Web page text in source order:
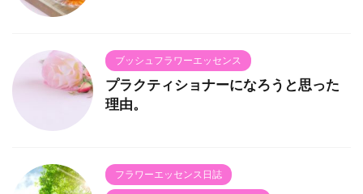
ブッシュフラワーエッセンス
プラクティショナーになろうと思った
理由。
フラワーエッセンス日誌